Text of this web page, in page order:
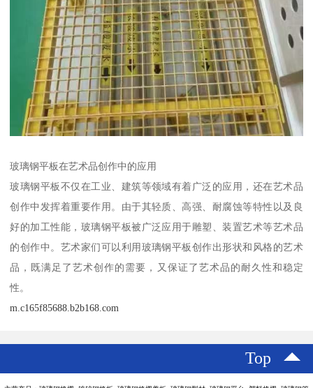
玻璃钢平板在艺术品创作中的应用
玻璃钢平板不仅在工业、建筑等领域有着广泛的应用，还在艺术品
创作中发挥着重要作用。由于其轻质、高强、耐腐蚀等特性以及良
好的加工性能，玻璃钢平板被广泛应用于雕塑、装置艺术等艺术品
的创作中。艺术家们可以利用玻璃钢平板创作出形状和风格的艺术
品，既满足了艺术创作的需要，又保证了艺术品的耐久性和稳定
性。
m.c165f85688.b2b168.com
Top